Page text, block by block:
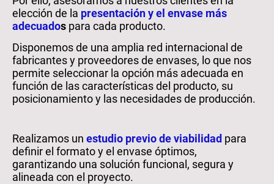
elección de la presentación y el envase más
adecuados para cada producto.
Disponemos de una amplia red internacional de
fabricantes y proveedores de envases, lo que nos
permite seleccionar la opción más adecuada en
función de las características del producto, su
posicionamiento y las necesidades de producción.
Realizamos un estudio previo de viabilidad para
definir el formato y el envase óptimos,
garantizando una solución funcional, segura y
alineada con el proyecto.